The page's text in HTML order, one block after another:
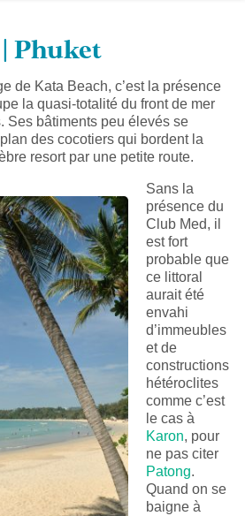
Phuket
de Kata Beach, c’est la présence
la quasi-totalité du front de mer
Ses bâtiments peu élevés se
des cocotiers qui bordent la
resort par une petite route.
Sans la
présence du
Club Med, il
est fort
probable que
ce littoral
aurait été
envahi
d’immeubles
et de
constructions
hétéroclites
comme c’est
le cas à
Karon, pour
ne pas citer
Patong.
Quand on se
baigne à